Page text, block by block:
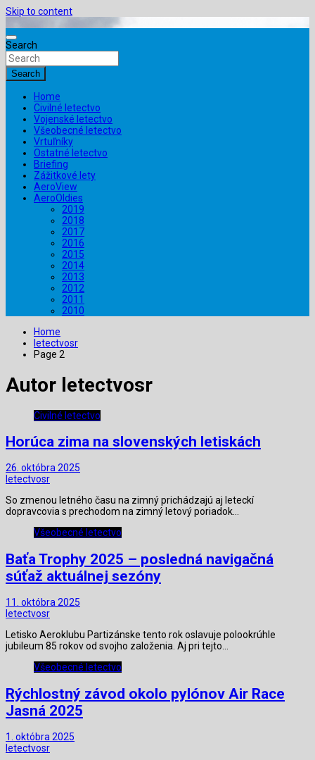
Skip to content
Search
Search
Home
Civilné letectvo
Vojenské letectvo
Všeobecné letectvo
Vrtuľníky
Ostatné letectvo
Briefing
Zážitkové lety
AeroView
AeroOldies
2019
2018
2017
2016
2015
2014
2013
2012
2011
2010
Home
letectvosr
Page 2
Autor letectvosr
Civilné letectvo
Horúca zima na slovenských letiskách
26. októbra 2025
letectvosr
So zmenou letného času na zimný prichádzajú aj leteckí
dopravcovia s prechodom na zimný letový poriadok…
Všeobecné letectvo
Baťa Trophy 2025 – posledná navigačná
súťaž aktuálnej sezóny
11. októbra 2025
letectvosr
Letisko Aeroklubu Partizánske tento rok oslavuje polookrúhle
jubileum 85 rokov od svojho založenia. Aj pri tejto…
Všeobecné letectvo
Rýchlostný závod okolo pylónov Air Race
Jasná 2025
1. októbra 2025
letectvosr